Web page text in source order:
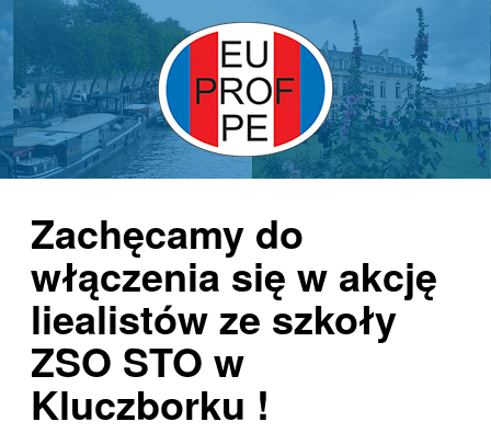
Zachęcamy do
włączenia się w akcję
liealistów ze szkoły
ZSO STO w
Kluczborku !